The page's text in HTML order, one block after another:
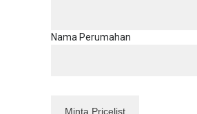
Nama Perumahan